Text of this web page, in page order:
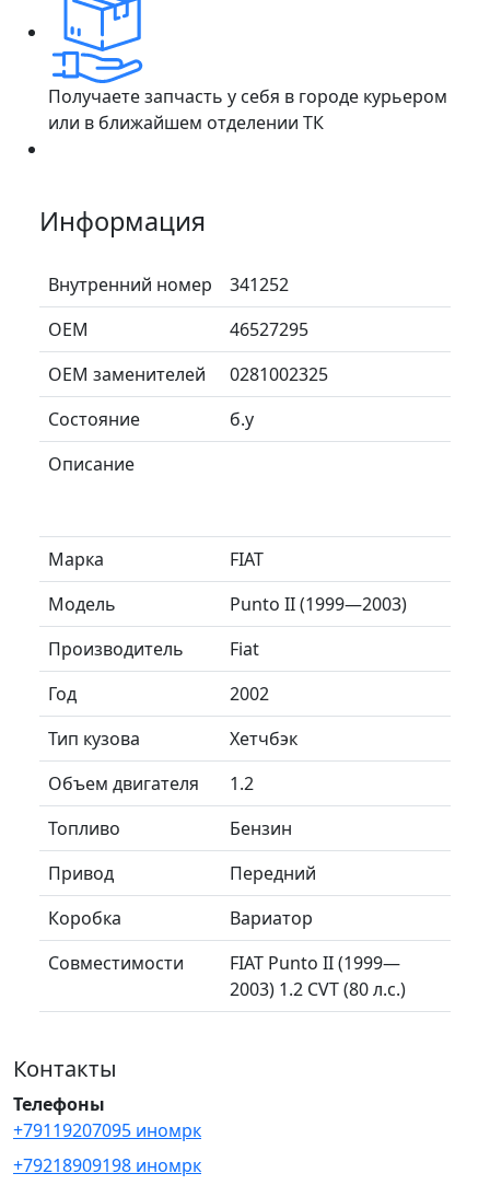
Получаете запчасть у себя в городе курьером
или в ближайшем отделении ТК
Информация
Внутренний номер
341252
ОЕМ
46527295
ОЕМ заменителей
0281002325
Состояние
б.у
Описание
Марка
FIAT
Модель
Punto II (1999—2003)
Производитель
Fiat
Год
2002
Тип кузова
Хетчбэк
Объем двигателя
1.2
Топливо
Бензин
Привод
Передний
Коробка
Вариатор
Совместимости
FIAT Punto II (1999—
2003) 1.2 CVT (80 л.с.)
Контакты
Телефоны
+79119207095 иномрк
+79218909198 иномрк